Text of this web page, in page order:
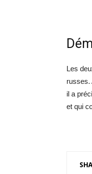
Les
russes.
il a
et qui